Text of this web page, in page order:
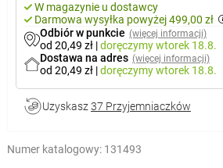
W magazynie u dostawcy
Darmowa wysyłka powyżej 499,00 zł
Odbiór w punkcie (więcej informacji)
od 20,49 zł |doręczymywtorek 18.8.
Dostawa na adres (więcej informacji)
od 20,49 zł |doręczymywtorek 18.8.
Uzyskasz 37 Przyjemniaczków
Numer katalogowy: 131493